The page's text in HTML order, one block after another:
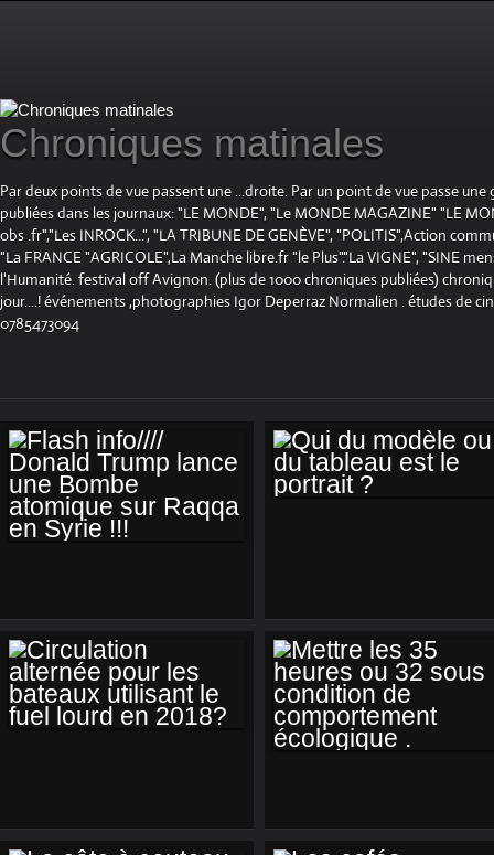
Chroniques matinales
Par deux points de vue passent une ...droite. Par un point de vue passe
publiées dans les journaux: "LE MONDE", "Le MONDE MAGAZINE" "LE
obs .fr","Les INROCK...", "LA TRIBUNE DE GENÈVE", "POLITIS",Action
"La FRANCE "AGRICOLE",La Manche libre.fr "le Plus"."La VIGNE", "SINE
l'Humanité. festival off Avignon. (plus de 1000 chroniques publiées)
jour....! événements ,photographies Igor Deperraz Normalien . études de
0785473094
DONALD TRUMP
LANCE UNE BOMBE
ATOMIQUE SUR
RAQQA EN SYRIE !!!
EST LE PORTRAIT ?
ALTERNÉE POUR
HEURES OU 32